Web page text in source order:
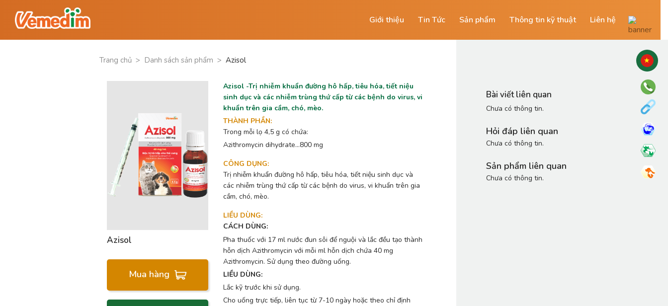
Giới thiệu Tin Tức Sản phẩm Thông tin kỹ thuật Liên hệ
Trang chủ > Danh sách sản phẩm > Azisol
Azisol
Mua hàng
Azisol -Trị nhiễm khuẩn đường hô hấp, tiêu hóa, tiết niệu
sinh dục và các nhiễm trùng thứ cấp từ các bệnh do virus, vi
khuẩn trên gia cầm, chó, mèo.
THÀNH PHẦN:
Trong mỗi lọ 4,5 g có chứa:
Azithromycin dihydrate...800 mg
CÔNG DỤNG:
Trị nhiễm khuẩn đường hô hấp, tiêu hóa, tiết niệu sinh dục và
các nhiễm trùng thứ cấp từ các bệnh do virus, vi khuẩn trên gia
cầm, chó, mèo.
LIỀU DÙNG:
CÁCH DÙNG:
Pha thuốc với 17 ml nước đun sôi để nguội và lắc đều tạo thành
hỗn dịch Azithromycin với mỗi ml hỗn dịch chứa 40 mg
Azithromycin. Sử dụng theo đường uống.
LIỀU DÙNG:
Lắc kỹ trước khi sử dụng.
Cho uống trực tiếp, liên tục từ 7-10 ngày hoặc theo chỉ định
Bài viết liên quan
Chưa có thông tin.
Hỏi đáp liên quan
Chưa có thông tin.
Sản phẩm liên quan
Chưa có thông tin.